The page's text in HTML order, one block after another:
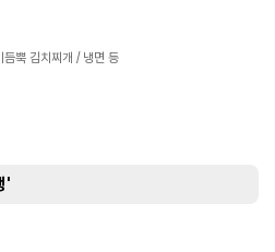
듬뿍 김치찌개 / 냉면 등
'